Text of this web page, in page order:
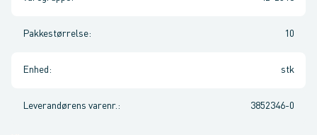
Pakkestørrelse: 10
Enhed : stk
Leverandørens varenr. : 3852346-0